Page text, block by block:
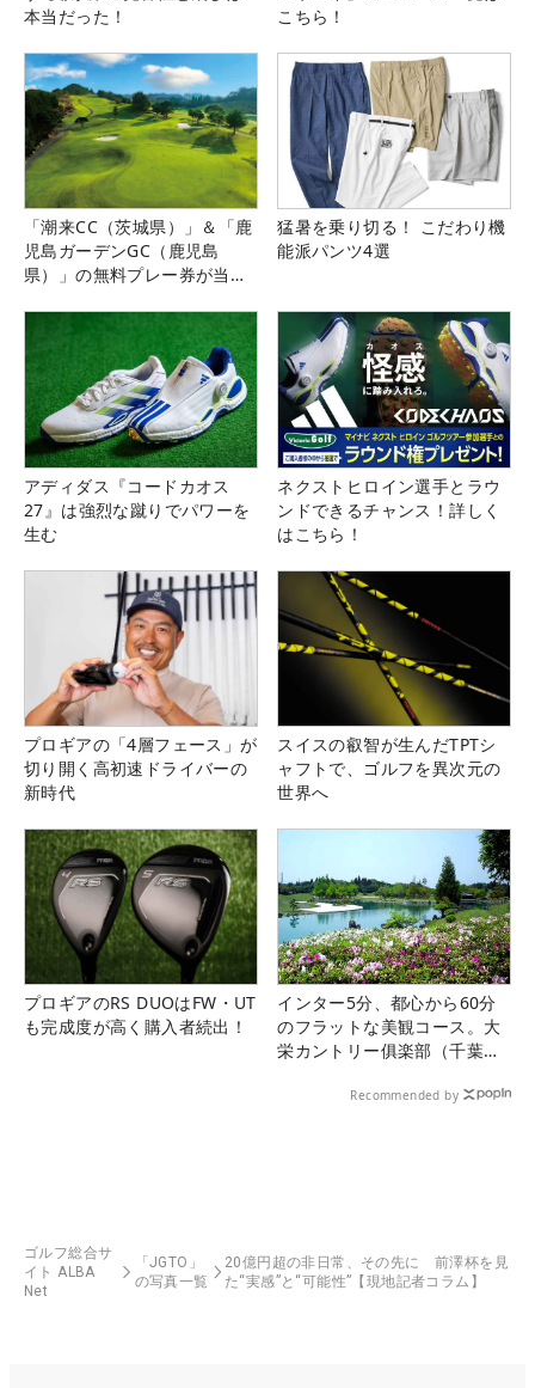
本当だった！
こちら！
「潮来CC（茨城県）」＆「鹿
児島ガーデンGC（鹿児島
県）」の無料プレー券が当た
猛暑を乗り切る！ こだわり機
能派パンツ4選
アディダス『コードカオス
27』は強烈な蹴りでパワーを
生む
ネクストヒロイン選手とラウ
ンドできるチャンス！詳しく
はこちら！
プロギアの「4層フェース」が
切り開く高初速ドライバーの
新時代
スイスの叡智が生んだTPTシ
ャフトで、ゴルフを異次元の
世界へ
プロギアのRS DUOはFW・UT
も完成度が高く購入者続出！
インター5分、都心から60分
のフラットな美観コース。大
栄カントリー俱楽部（千葉
Recommended by
ゴルフ総合サ
イト ALBA
Net
「JGTO」
の写真一覧
20億円超の非日常、その先に 前澤杯を見
た“実感”と“可能性”【現地記者コラム】